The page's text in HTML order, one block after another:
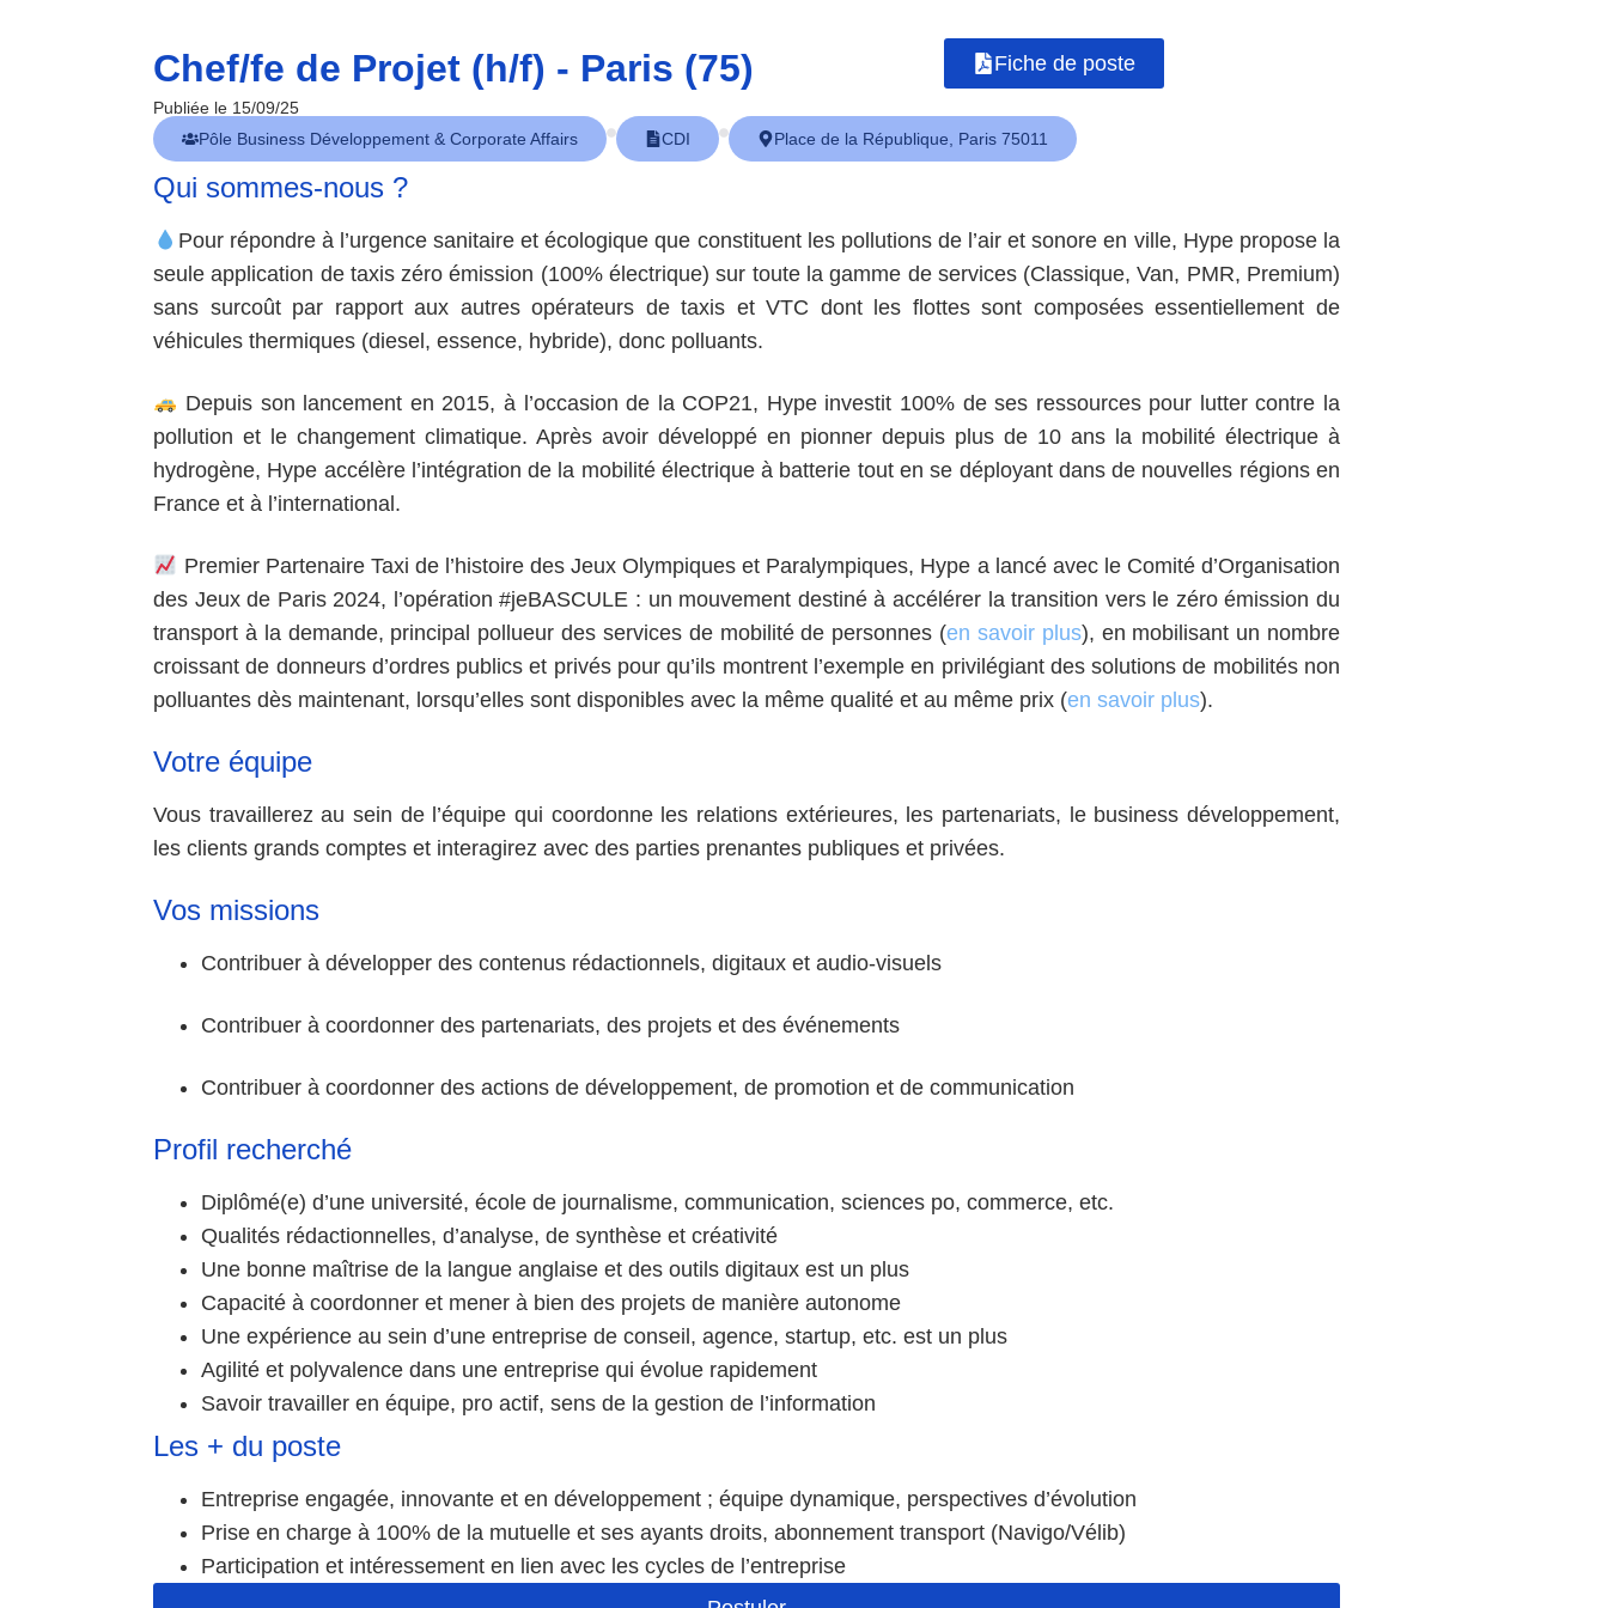
Chef/fe de Projet (h/f) - Paris (75)
Publiée le 15/09/25
Fiche de poste
Pôle Business Développement & Corporate Affairs CDI Place de la République, Paris 75011
Qui sommes-nous ?
Pour répondre à l’urgence sanitaire et écologique que constituent les pollutions de l’air et sonore en ville, Hype propose la
seule application de taxis zéro émission (100% électrique) sur toute la gamme de services (Classique, Van, PMR, Premium)
sans surcoût par rapport aux autres opérateurs de taxis et VTC dont les flottes sont composées essentiellement de
véhicules thermiques (diesel, essence, hybride), donc polluants.
Depuis son lancement en 2015, à l’occasion de la COP21, Hype investit 100% de ses ressources pour lutter contre la
pollution et le changement climatique. Après avoir développé en pionner depuis plus de 10 ans la mobilité électrique à
hydrogène, Hype accélère l’intégration de la mobilité électrique à batterie tout en se déployant dans de nouvelles régions en
France et à l’international.
Premier Partenaire Taxi de l’histoire des Jeux Olympiques et Paralympiques, Hype a lancé avec le Comité d’Organisation
des Jeux de Paris 2024, l’opération #jeBASCULE : un mouvement destiné à accélérer la transition vers le zéro émission du
transport à la demande, principal pollueur des services de mobilité de personnes (en savoir plus), en mobilisant un nombre
croissant de donneurs d’ordres publics et privés pour qu’ils montrent l’exemple en privilégiant des solutions de mobilités non
polluantes dès maintenant, lorsqu’elles sont disponibles avec la même qualité et au même prix (en savoir plus).
Votre équipe
Vous travaillerez au sein de l’équipe qui coordonne les relations extérieures, les partenariats, le business développement,
les clients grands comptes et interagirez avec des parties prenantes publiques et privées.
Vos missions
Contribuer à développer des contenus rédactionnels, digitaux et audio-visuels
Contribuer à coordonner des partenariats, des projets et des événements
Contribuer à coordonner des actions de développement, de promotion et de communication
Profil recherché
Diplômé(e) d’une université, école de journalisme, communication, sciences po, commerce, etc.
Qualités rédactionnelles, d’analyse, de synthèse et créativité
Une bonne maîtrise de la langue anglaise et des outils digitaux est un plus
Capacité à coordonner et mener à bien des projets de manière autonome
Une expérience au sein d’une entreprise de conseil, agence, startup, etc. est un plus
Agilité et polyvalence dans une entreprise qui évolue rapidement
Savoir travailler en équipe, pro actif, sens de la gestion de l’information
Les + du poste
Entreprise engagée, innovante et en développement ; équipe dynamique, perspectives d’évolution
Prise en charge à 100% de la mutuelle et ses ayants droits, abonnement transport (Navigo/Vélib)
Participation et intéressement en lien avec les cycles de l’entreprise